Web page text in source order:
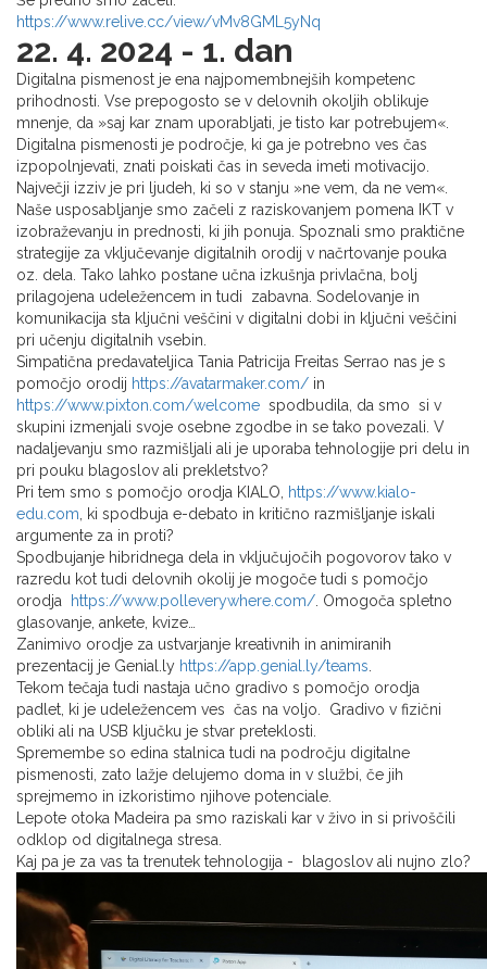
https://www.relive.cc/view/vMv8GML5yNq
22. 4. 2024 - 1. dan
Digitalna pismenost je ena najpomembnejših kompetenc
prihodnosti. Vse prepogosto se v delovnih okoljih oblikuje
mnenje, da »saj kar znam uporabljati, je tisto kar potrebujem«.
Digitalna pismenosti je področje, ki ga je potrebno ves čas
izpopolnjevati, znati poiskati čas in seveda imeti motivacijo.
Največji izziv je pri ljudeh, ki so v stanju »ne vem, da ne vem«.
Naše usposabljanje smo začeli z raziskovanjem pomena IKT v
izobraževanju in prednosti, ki jih ponuja. Spoznali smo praktične
strategije za vključevanje digitalnih orodij v načrtovanje pouka
oz. dela. Tako lahko postane učna izkušnja privlačna, bolj
prilagojena udeležencem in tudi zabavna. Sodelovanje in
komunikacija sta ključni veščini v digitalni dobi in ključni veščini
pri učenju digitalnih vsebin.
Simpatična predavateljica Tania Patricija Freitas Serrao nas je s
pomočjo orodij https://avatarmaker.com/ in
https://www.pixton.com/welcome spodbudila, da smo si v
skupini izmenjali svoje osebne zgodbe in se tako povezali. V
nadaljevanju smo razmišljali ali je uporaba tehnologije pri delu in
pri pouku blagoslov ali prekletstvo?
Pri tem smo s pomočjo orodja KIALO, https://www.kialo-
edu.com , ki spodbuja e-debato in kritično razmišljanje iskali
argumente za in proti?
Spodbujanje hibridnega dela in vključujočih pogovorov tako v
razredu kot tudi delovnih okolij je mogoče tudi s pomočjo
orodja https://www.polleverywhere.com/ . Omogoča spletno
glasovanje, ankete, kvize…
Zanimivo orodje za ustvarjanje kreativnih in animiranih
prezentacij je Genial.ly https://app.genial.ly/teams
Tekom tečaja tudi nastaja učno gradivo s pomočjo orodja
padlet, ki je udeležencem ves čas na voljo. Gradivo v fizični
obliki ali na USB ključku je stvar preteklosti.
Spremembe so edina stalnica tudi na področju digitalne
pismenosti, zato lažje delujemo doma in v službi, če jih
sprejmemo in izkoristimo njihove potenciale.
Lepote otoka Madeira pa smo raziskali kar v živo in si privoščili
odklop od digitalnega stresa.
Kaj pa je za vas ta trenutek tehnologija - blagoslov ali nujno zlo?